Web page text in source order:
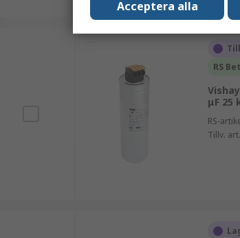
RS
μF 25
RS-
Tillv.
Acceptera alla